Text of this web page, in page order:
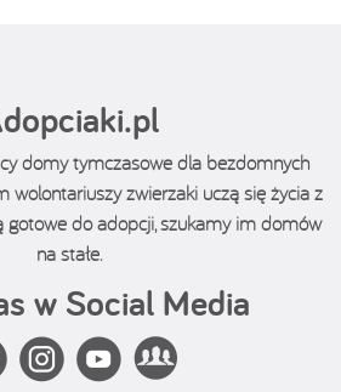
domy tymczasowe dla bezdomnych
wolontariuszy zwierzaki uczą się życia z
gotowe do adopcji, szukamy im domów
na stałe.
w Social Media